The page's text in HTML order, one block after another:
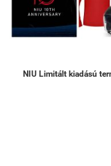
NIU Limitált kiadású